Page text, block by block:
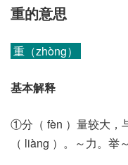
重的意思
重（zhòng）
基本解释
①分（ fèn ）量较大，
（ liàng ）。～力。举